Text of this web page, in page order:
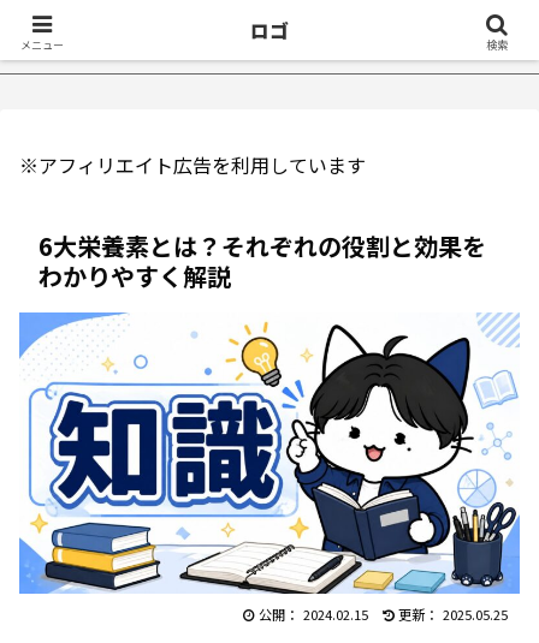
治ったきっかけ５選｜不眠症体験談 【18万再生】
※アフィリエイト広告を利用しています
6大栄養素とは？それぞれの役割と効果を
わかりやすく解説
2024.02.15 2025.05.25
メニュー
ロゴ
検索